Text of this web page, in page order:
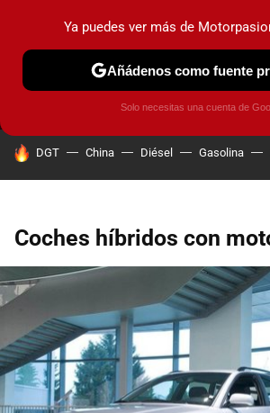
MENÚ
COCHES ELÉCTRICOS
HOY SE HABLA DE
DGT China Diésel Gasolina
Coches híbridos con
Ya puedes ver más de
Añádenos como fuente
Solo necesitas una cuenta de